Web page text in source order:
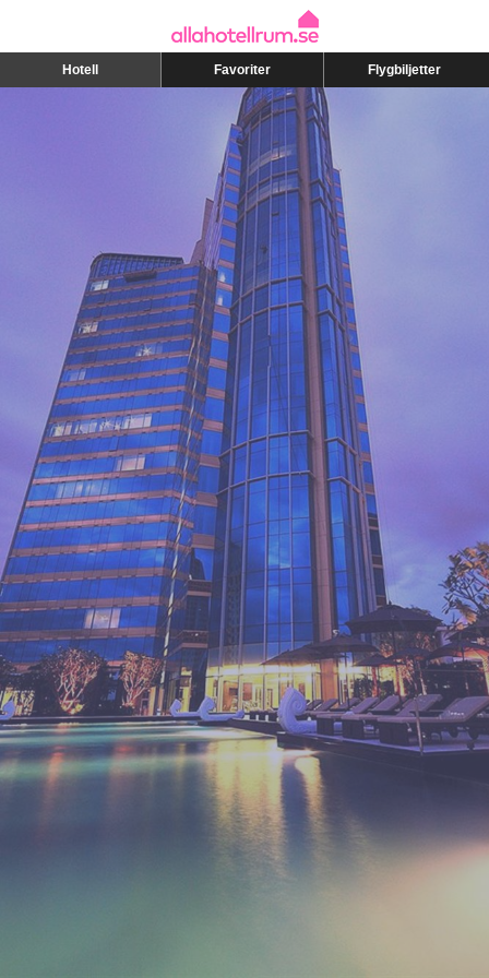
Hotell Favoriter Flygbiljetter